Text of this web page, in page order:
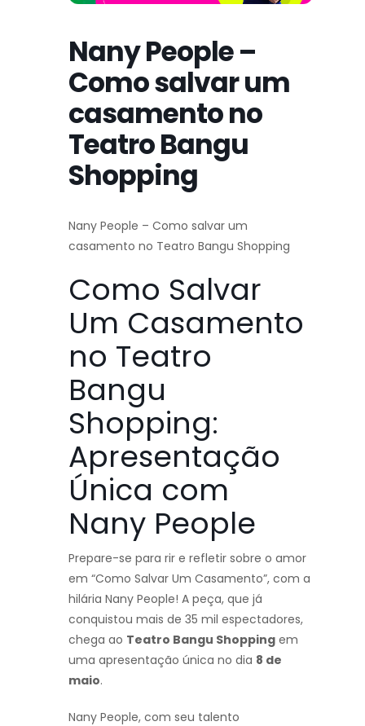
Nany People –
Como salvar um
casamento no
Teatro Bangu
Shopping
Nany People – Como salvar um
casamento no Teatro Bangu Shopping
Como Salvar
Um Casamento
no Teatro
Bangu
Shopping:
Apresentação
Única com
Nany People
Prepare-se para rir e refletir sobre o amor
em “Como Salvar Um Casamento”, com a
hilária Nany People! A peça, que já
conquistou mais de 35 mil espectadores,
chega ao Teatro Bangu Shopping em
uma apresentação única no dia 8 de
maio.
Nany People, com seu talento